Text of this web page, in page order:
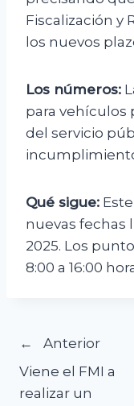
Fiscalización y
los nuevos
Los números:
para vehículos
del servicio
Qué sigue:
nuevas fechas
2025. Los
8:00 a 16:00
de
Anterior
Viene el FMI a
realizar un